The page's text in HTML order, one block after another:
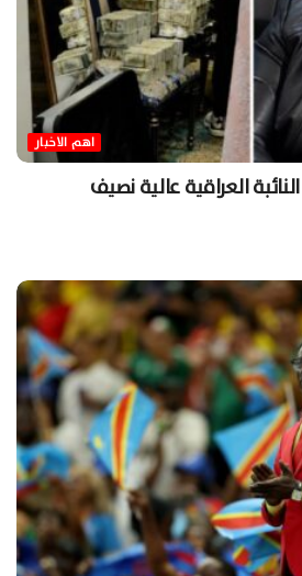
اهم الاخبار
العراقية عالية نصيف